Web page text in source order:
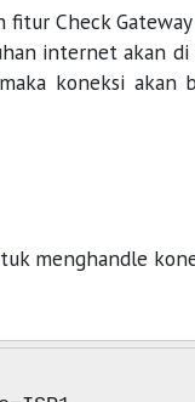
Check
internet akan
koneksi akan
menghandle